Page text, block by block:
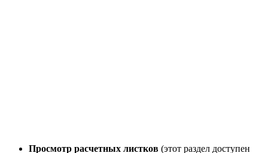
Просмотр расчетных листков (этот раздел доступен